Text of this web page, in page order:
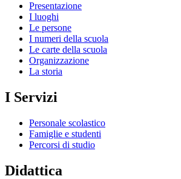
Presentazione
I luoghi
Le persone
I numeri della scuola
Le carte della scuola
Organizzazione
La storia
I Servizi
Personale scolastico
Famiglie e studenti
Percorsi di studio
Didattica